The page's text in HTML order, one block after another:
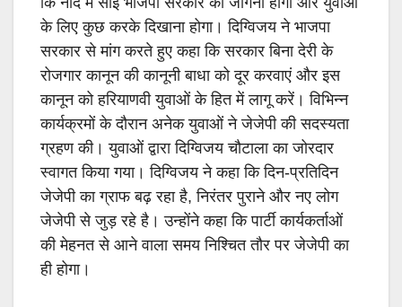
के लिए कुछ करके दिखाना होगा। दिग्विजय ने भाजपा
सरकार से मांग करते हुए कहा कि सरकार बिना देरी के
रोजगार कानून की कानूनी बाधा को दूर करवाएं और इस
कानून को हरियाणवी युवाओं के हित में लागू करें। विभिन्न
कार्यक्रमों के दौरान अनेक युवाओं ने जेजेपी की सदस्यता
ग्रहण की। युवाओं द्वारा दिग्विजय चौटाला का जोरदार
स्वागत किया गया। दिग्विजय ने कहा कि दिन-प्रतिदिन
जेजेपी का ग्राफ बढ़ रहा है,निरंतर पुराने और नए लोग
जेजेपी से जुड़ रहे है। उन्होंने कहा कि पार्टी कार्यकर्ताओं
की मेहनत से आने वाला समय निश्चित तौर पर जेजेपी का
ही होगा।